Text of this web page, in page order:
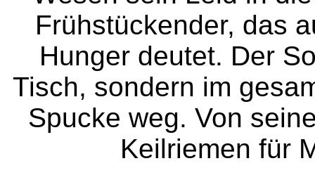
Frühstückender, das
Hunger deutet. Der
Tisch, sondern im
Spucke weg. Von
Keilriemen für